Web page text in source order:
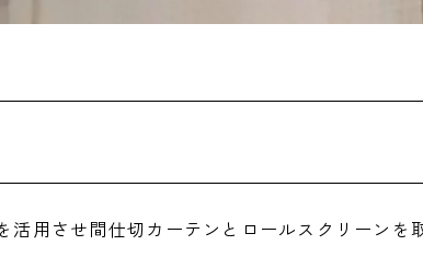
用させ間仕切カーテンとロールスクリーンを